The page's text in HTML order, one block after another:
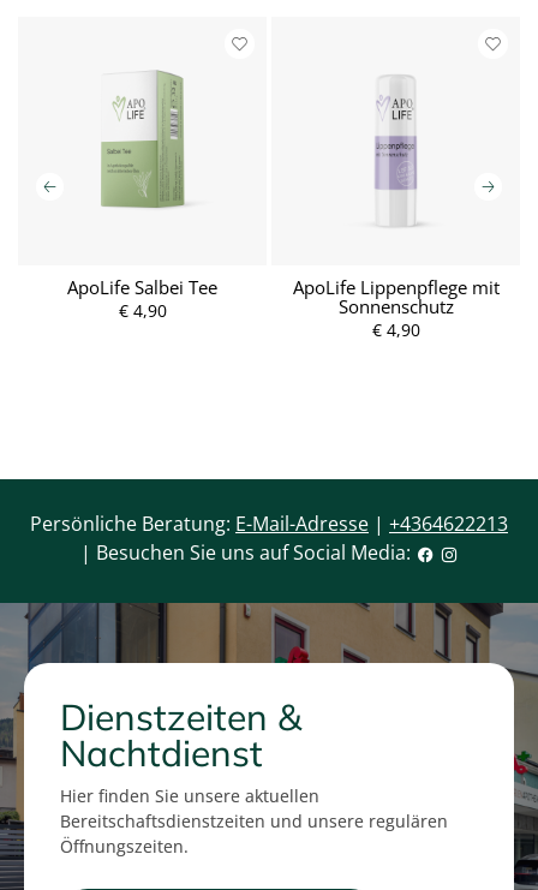
ApoLife Salbei Tee
€ 4,90
ApoLife Lippenpflege mit
Sonnenschutz
€ 4,90
P
Persönliche Beratung: E-Mail-Adresse | +4364622213
| Besuchen Sie uns auf Social Media:
Dienstzeiten &
Nachtdienst
Hier finden Sie unsere aktuellen
Bereitschaftsdienstzeiten und unsere regulären
Öffnungszeiten.